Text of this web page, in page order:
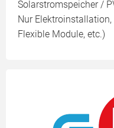
Solarstromspeicher /
Nur
Flexible Module, etc.)